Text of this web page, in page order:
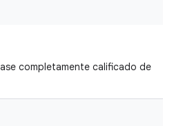
completamente calificado de